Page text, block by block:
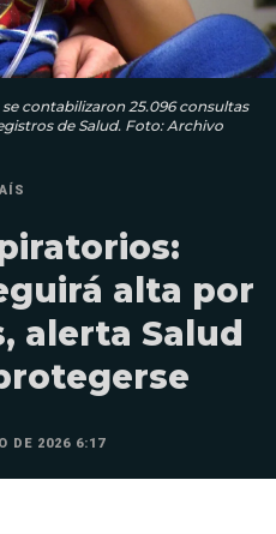
contabilizaron 25.096 consultas
de Salud. Foto: Archivo
alta por
alerta Salud
DE 2026 6:17